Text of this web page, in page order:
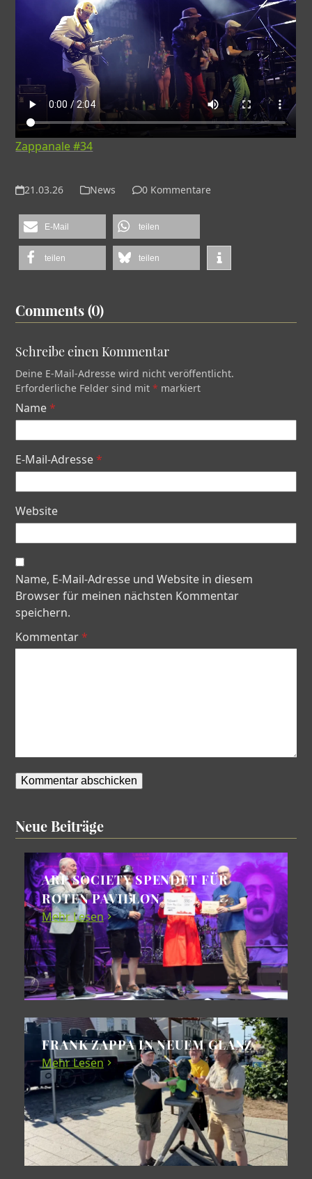
Zappanale #34
21.03.26 News 0 Kommentare
E-Mail teilen
teilen teilen
Comments (0)
Schreibe einen Kommentar
Deine E-Mail-Adresse wird nicht veröffentlicht.
Erforderliche Felder sind mit* markiert
Name*
E-Mail-Adresse*
Website
Name, E-Mail-Adresse und Website in diesem
Browser für meinen nächsten Kommentar
speichern.
Kommentar*
Neue Beiträge
ARF SOCIETY SPENDET FÜR
ROTEN PAVILLON
Mehr Lesen
FRANK ZAPPA IN NEUEM GLANZ
Mehr Lesen